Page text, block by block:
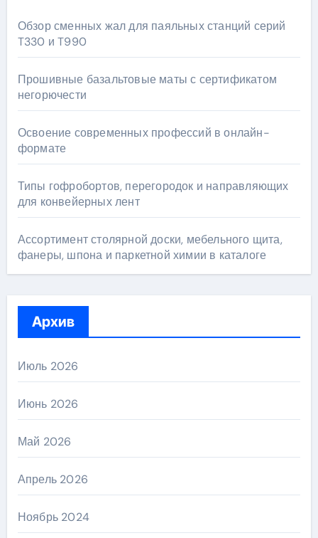
Обзор сменных жал для паяльных станций серий
T330 и T990
Прошивные базальтовые маты с сертификатом
негорючести
Освоение современных профессий в онлайн-
формате
Типы гофробортов, перегородок и направляющих
для конвейерных лент
Ассортимент столярной доски, мебельного щита,
фанеры, шпона и паркетной химии в каталоге
Архив
Июль 2026
Июнь 2026
Май 2026
Апрель 2026
Ноябрь 2024